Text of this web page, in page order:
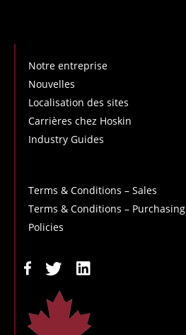
Notre entreprise
Nouvelles
Localisation des sites
Carrières chez Hoskin
Industry Guides
Terms & Conditions – Sales
Terms & Conditions – Purchasing
Policies